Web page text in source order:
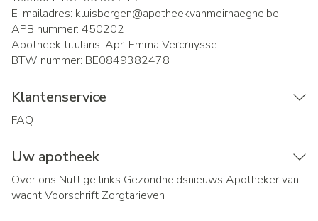
E-mailadres: kluisbergen@apotheekvanmeirhaeghe.be
APB nummer: 450202
Apotheek titularis: Apr. Emma Vercruysse
BTW nummer: BE0849382478
Klantenservice
FAQ
Uw apotheek
Over ons Nuttige links Gezondheidsnieuws Apotheker van
wachtVoorschrift Zorgtarieven